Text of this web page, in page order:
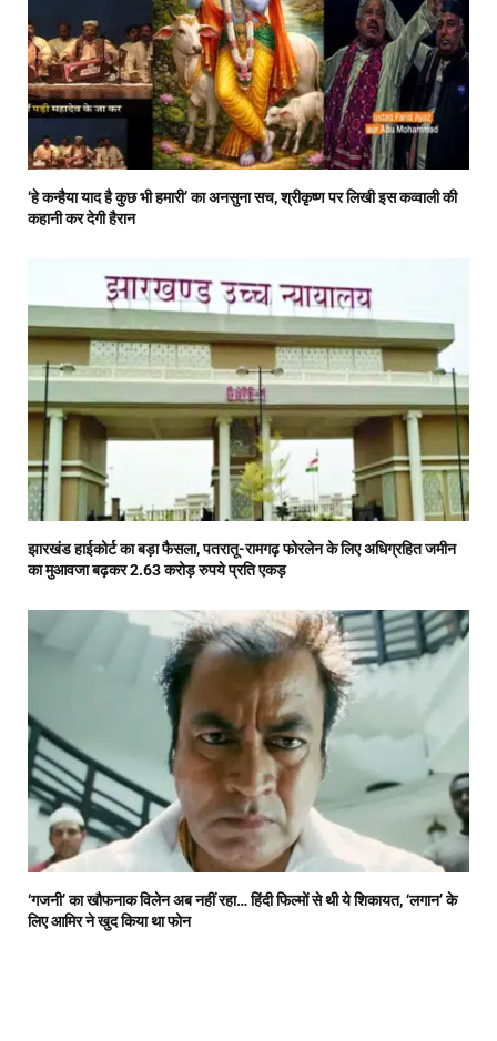
‘हे कन्हैया याद है कुछ भी हमारी’ का अनसुना सच, श्रीकृष्ण पर लिखी इस कव्वाली की
कहानी कर देगी हैरान
झारखंड हाईकोर्ट का बड़ा फैसला, पतरातू-रामगढ़ फोरलेन के लिए अधिग्रहित जमीन
का मुआवजा बढ़कर 2.63 करोड़ रुपये प्रति एकड़
‘गजनी’ का खौफनाक विलेन अब नहीं रहा… हिंदी फिल्मों से थी ये शिकायत, ‘लगान’ के
लिए आमिर ने खुद किया था फोन